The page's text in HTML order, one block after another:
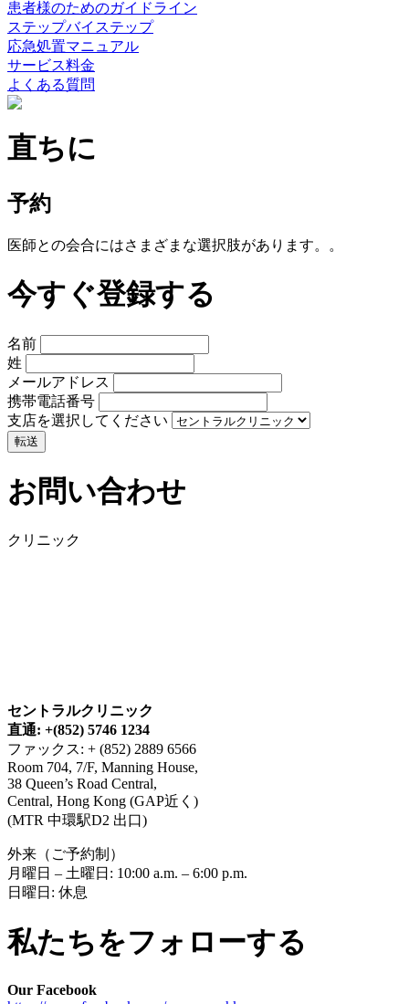
患者様のためのガイドライン
ステップバイステップ
応急処置マニュアル
サービス料金
よくある質問
直ちに
予約
医師との会合にはさまざまな選択肢があります。。
今すぐ登録する
名前
姓
メールアドレス
携帯電話番号
支店を選択してください
お問い合わせ
クリニック
セントラルクリニック
直通: +(852) 5746 1234
ファックス: + (852) 2889 6566
Room 704, 7/F, Manning House,
38 Queen’s Road Central,
Central, Hong Kong (GAP近く)
(MTR 中環駅D2 出口)
外来（ご予約制）
月曜日 – 土曜日: 10:00 a.m. – 6:00 p.m.
日曜日: 休息
私たちをフォローする
Our Facebook